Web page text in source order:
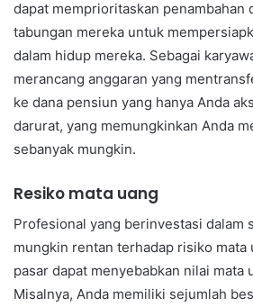
dapat memprioritaskan penambahan
tabungan mereka untuk
dalam hidup mereka. Sebagai
merancang anggaran yang
ke dana pensiun yang hanya Anda
darurat, yang memungkinkan Anda
sebanyak mungkin.
Resiko mata uang
Profesional yang berinvestasi dalam
mungkin rentan terhadap risiko mata
pasar dapat menyebabkan nilai mata
Misalnya, Anda memiliki sejumlah